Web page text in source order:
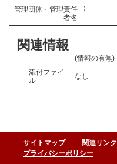
管理団体・管理責任
者名
：
関連情報
(情報の有無)
添付ファイ
ル
なし
サイトマップ 関連リンク
プライバシーポリシー